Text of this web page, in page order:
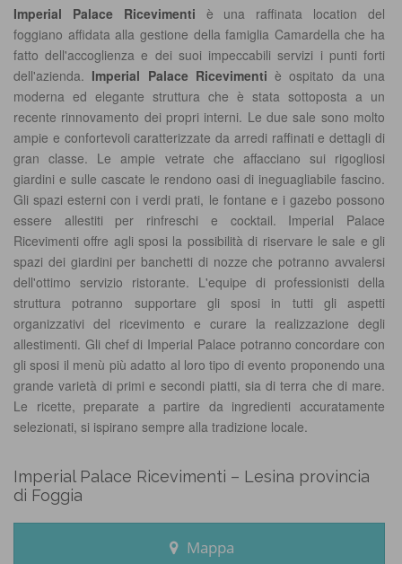
Imperial Palace Ricevimenti è una raffinata location del
foggiano affidata alla gestione della famiglia Camardella che ha
fatto dell'accoglienza e dei suoi impeccabili servizi i punti forti
dell'azienda. Imperial Palace Ricevimenti è ospitato da una
moderna ed elegante struttura che è stata sottoposta a un
recente rinnovamento dei propri interni. Le due sale sono molto
ampie e confortevoli caratterizzate da arredi raffinati e dettagli di
gran classe. Le ampie vetrate che affacciano sui rigogliosi
giardini e sulle cascate le rendono oasi di ineguagliabile fascino.
Gli spazi esterni con i verdi prati, le fontane e i gazebo possono
essere allestiti per rinfreschi e cocktail. Imperial Palace
Ricevimenti offre agli sposi la possibilità di riservare le sale e gli
spazi dei giardini per banchetti di nozze che potranno avvalersi
dell'ottimo servizio ristorante. L'equipe di professionisti della
struttura potranno supportare gli sposi in tutti gli aspetti
organizzativi del ricevimento e curare la realizzazione degli
allestimenti. Gli chef di Imperial Palace potranno concordare con
gli sposi il menù più adatto al loro tipo di evento proponendo una
grande varietà di primi e secondi piatti, sia di terra che di mare.
Le ricette, preparate a partire da ingredienti accuratamente
selezionati, si ispirano sempre alla tradizione locale.
Imperial Palace Ricevimenti – Lesina provincia
di Foggia
Mappa